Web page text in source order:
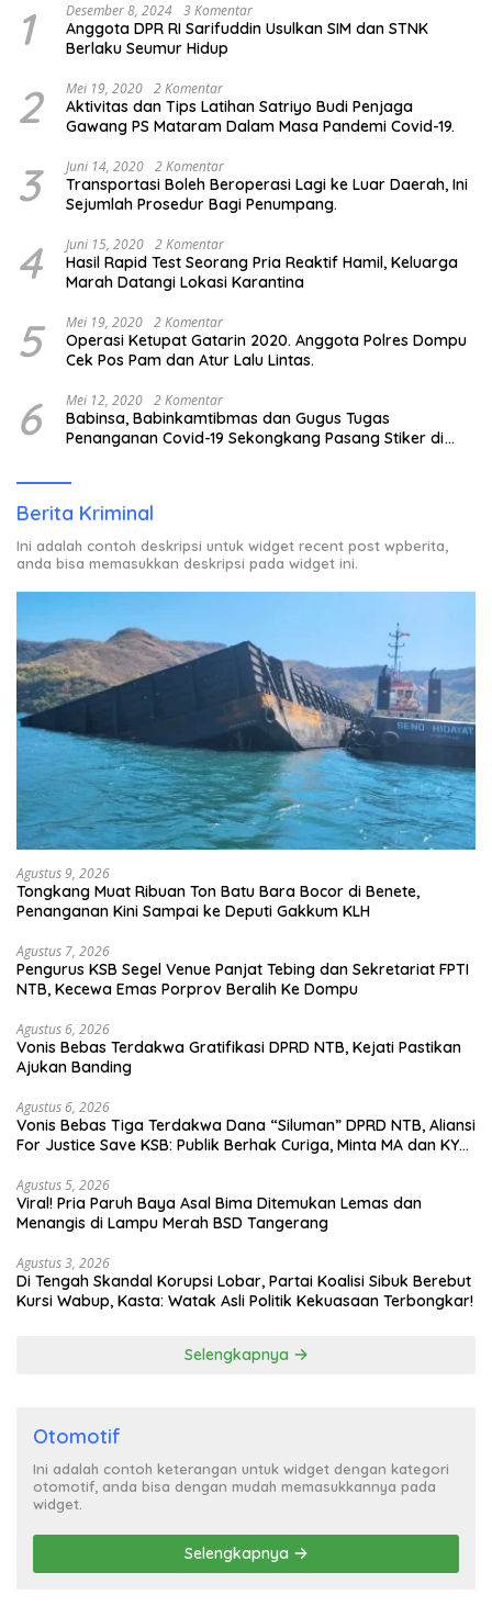
1 Desember 8, 2024 3 Komentar
Anggota DPR RI Sarifuddin Usulkan SIM dan STNK
Berlaku Seumur Hidup
2 Mei 19, 2020 2 Komentar
Aktivitas dan Tips Latihan Satriyo Budi Penjaga
Gawang PS Mataram Dalam Masa Pandemi Covid-19.
3 Juni 14, 2020 2 Komentar
Transportasi Boleh Beroperasi Lagi ke Luar Daerah, Ini
Sejumlah Prosedur Bagi Penumpang.
4 Juni 15, 2020 2 Komentar
Hasil Rapid Test Seorang Pria Reaktif Hamil, Keluarga
Marah Datangi Lokasi Karantina
5 Mei 19, 2020 2 Komentar
Operasi Ketupat Gatarin 2020. Anggota Polres Dompu
Cek Pos Pam dan Atur Lalu Lintas.
6 Mei 12, 2020 2 Komentar
Babinsa, Babinkamtibmas dan Gugus Tugas
Penanganan Covid-19 Sekongkang Pasang Stiker di
Berita Kriminal
Ini adalah contoh deskripsi untuk widget recent post wpberita,
anda bisa memasukkan deskripsi pada widget ini.
Agustus 9, 2026
Tongkang Muat Ribuan Ton Batu Bara Bocor di Benete,
Penanganan Kini Sampai ke Deputi Gakkum KLH
Agustus 7, 2026
Pengurus KSB Segel Venue Panjat Tebing dan Sekretariat FPTI
NTB, Kecewa Emas Porprov Beralih Ke Dompu
Agustus 6, 2026
Vonis Bebas Terdakwa Gratifikasi DPRD NTB, Kejati Pastikan
Ajukan Banding
Agustus 6, 2026
Vonis Bebas Tiga Terdakwa Dana “Siluman” DPRD NTB, Aliansi
For Justice Save KSB: Publik Berhak Curiga, Minta MA dan KY
Agustus 5, 2026
Viral! Pria Paruh Baya Asal Bima Ditemukan Lemas dan
Menangis di Lampu Merah BSD Tangerang
Agustus 3, 2026
Di Tengah Skandal Korupsi Lobar, Partai Koalisi Sibuk Berebut
Kursi Wabup, Kasta: Watak Asli Politik Kekuasaan Terbongkar!
Selengkapnya
Otomotif
Ini adalah contoh keterangan untuk widget dengan kategori
otomotif, anda bisa dengan mudah memasukkannya pada
widget.
Selengkapnya